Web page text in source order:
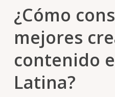
¿Cómo
mejores
contenido
Latina?